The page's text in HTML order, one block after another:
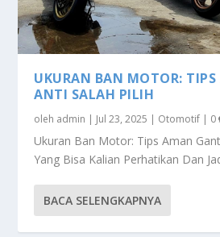
UKURAN BAN MOTOR:
ANTI SALAH PILIH
oleh admin | Jul 23, 2025 | Otomotif | 0
Ukuran Ban Motor: Tips Aman
Yang Bisa Kalian Perhatikan Dan
BACA SELENGKAPNYA